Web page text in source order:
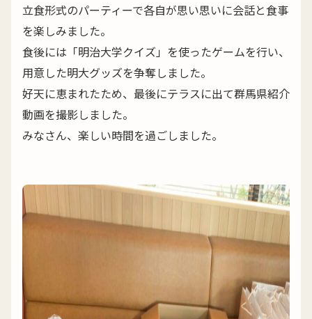
立食形式のパーティーで各自が思い思いに会話と食事
を楽しみました。
食後には「明治大学クイズ」を使ったゲームを行い、
用意した明大グッズを争奪しました。
好天に恵まれたため、最後にテラスに出て群馬県紹介
動画を撮影しました。
みなさん、楽しい時間を過ごしました。